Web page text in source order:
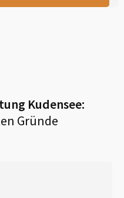
Kudensee:
Gründe